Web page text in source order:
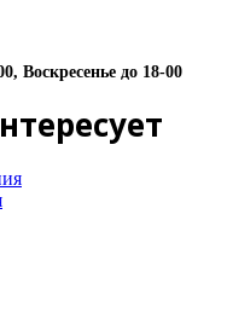
Воскресенье до 18-00